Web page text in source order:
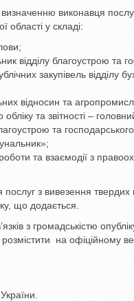
виконавця
області у складі:
відділу благоустрою та
закупівель відділу
відносин та
та звітності –
та
та взаємодії з
з вивезення твердих
що додається.
з громадськістю
на офіційному